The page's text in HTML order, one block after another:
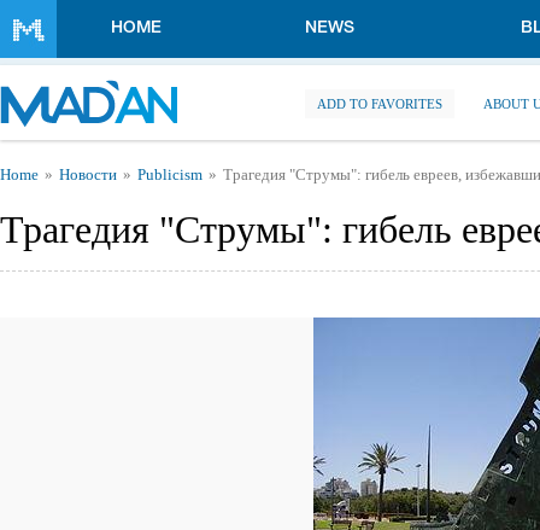
HOME NEWS
ADD TO FAVORITES ABOUT
You are here
Home Новости Publicism Трагедия "Струмы": гибель евреев,
Трагедия "Струмы": гибель